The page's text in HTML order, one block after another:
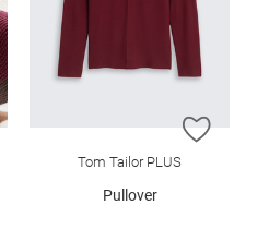
WUNSCHLISTE HINZUFÜGEN
ZUR
Tom Tailor PLUS
Pullover